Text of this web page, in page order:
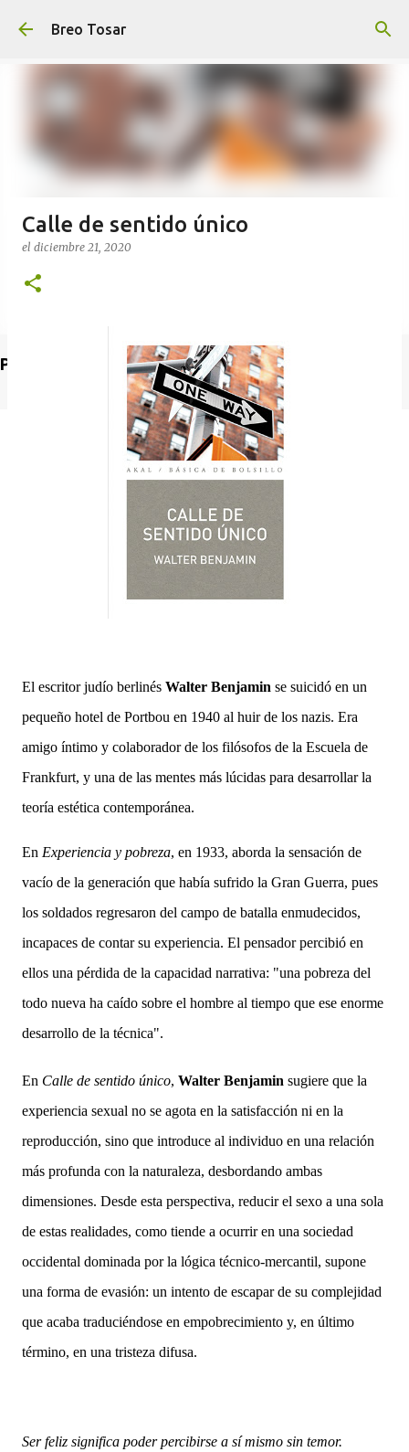
Breo Tosar
Poet's Abbey (Blog de lecturas)
Calle de sentido único
el diciembre 21, 2020
El escritor judío berlinés Walter Benjamin se suicidó en un
pequeño hotel de Portbou en 1940 al huir de los nazis. Era
amigo íntimo y colaborador de los filósofos de la Escuela de
Frankfurt, y una de las mentes más lúcidas para desarrollar la
teoría estética contemporánea.
En Experiencia y pobreza, en 1933, aborda la sensación de
vacío de la generación que había sufrido la Gran Guerra, pues
los soldados regresaron del campo de batalla enmudecidos,
incapaces de contar su experiencia. El pensador percibió en
ellos una pérdida de la capacidad narrativa: "una pobreza del
todo nueva ha caído sobre el hombre al tiempo que ese enorme
desarrollo de la técnica".
En Calle de sentido único, Walter Benjamin sugiere que la
experiencia sexual no se agota en la satisfacción ni en la
reproducción, sino que introduce al individuo en una relación
más profunda con la naturaleza, desbordando ambas
dimensiones. Desde esta perspectiva, reducir el sexo a una sola
de estas realidades, como tiende a ocurrir en una sociedad
occidental dominada por la lógica técnico-mercantil, supone
una forma de evasión: un intento de escapar de su complejidad
que acaba traduciéndose en empobrecimiento y, en último
término, en una tristeza difusa.
Ser feliz significa poder percibirse a sí mismo sin temor.